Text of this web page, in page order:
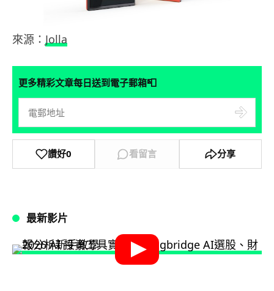
來源： Jolla
更多精彩文章每日送到電子郵箱📮
讚好0 看留言 分享
最新影片